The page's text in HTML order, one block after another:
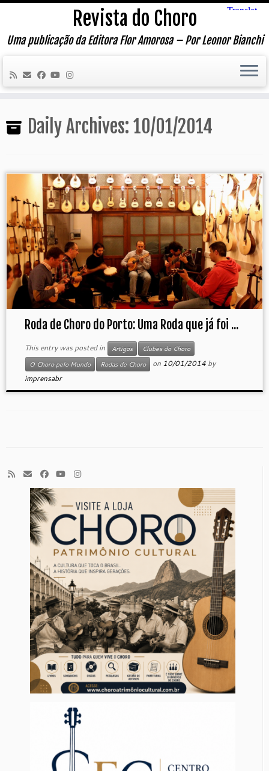
Skip
content
Revista do Choro
Uma publicação da Editora Flor Amorosa – Por Leonor Bianchi
Daily Archives: 10/01/2014
Roda de Choro do Porto: Uma Roda que já foi ...
This entry was posted in Artigos
Clubes do Choro
O Choro pelo Mundo
Rodas de Choro on 10/01/2014 by
imprensabr